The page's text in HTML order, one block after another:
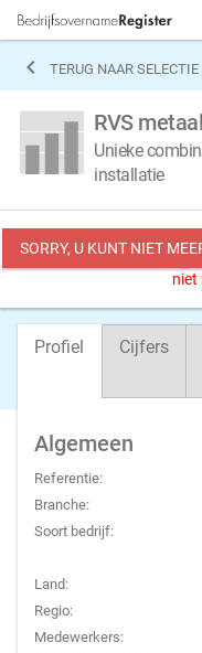
 TERUG NAAR SELECTIE
RVS
Unieke
installatie
SORRY, U KUNT NIET
niet
Profiel Cijfers
Algemeen
Referentie:
Branche:
Soort bedrijf:
Land:
Regio:
Medewerkers: